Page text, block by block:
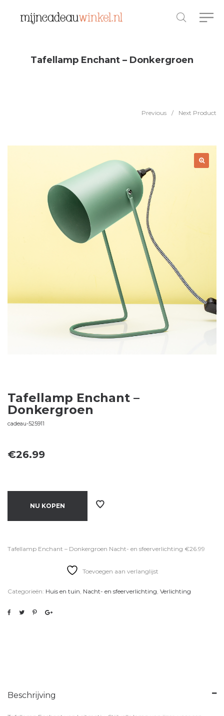
Tafellamp Enchant – Donkergroen
Previous / Next Product
Tafellamp Enchant –
Donkergroen
cadeau-525911
€26.99
NU KOPEN
Tafellamp Enchant – Donkergroen Nacht- en sfeerverlichting €26.99
Toevoegen aan verlanglijst
Categorieën: Huis en tuin, Nacht- en sfeerverlichting, Verlichting
Beschrijving